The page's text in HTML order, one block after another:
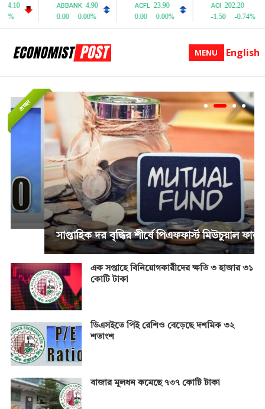
MENU English
সাপ্তাহিক দর বৃদ্ধির শীর্ষে পিএফফার্স্ট মিউচুয়াল ফান্ড
এক সপ্তাহে বিনিয়োগকারীদের ক্ষতি ৩ হাজার ৩১
কোটি টাকা
ডিএসইতে পিই রেশিও বেড়েছে দশমিক ৩২
শতাংশ
বাজার মূলধন কমেছে ৭৩৭ কোটি টাকা
প্রচ্ছদ